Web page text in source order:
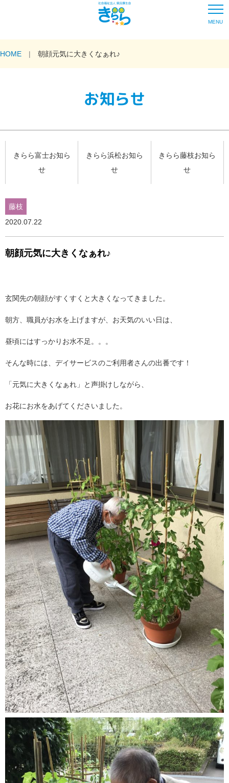
MENU
HOME 朝顔元気に大きくなぁれ♪
お知らせ
きらら富士お知ら
せ
きらら浜松お知ら
せ
きらら藤枝お知ら
せ
藤枝
2020.07.22
朝顔元気に大きくなぁれ♪
玄関先の朝顔がすくすくと大きくなってきました。
朝方、職員がお水を上げますが、お天気のいい日は、
昼頃にはすっかりお水不足。。。
そんな時には、デイサービスのご利用者さんの出番です！
「元気に大きくなぁれ」と声掛けしながら、
お花にお水をあげてくださいました。